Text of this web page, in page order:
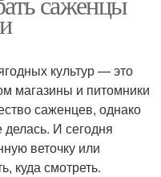
культур — это
магазины и питомники
саженцев, однако
делась. И сегодня
веточку или
куда смотреть.